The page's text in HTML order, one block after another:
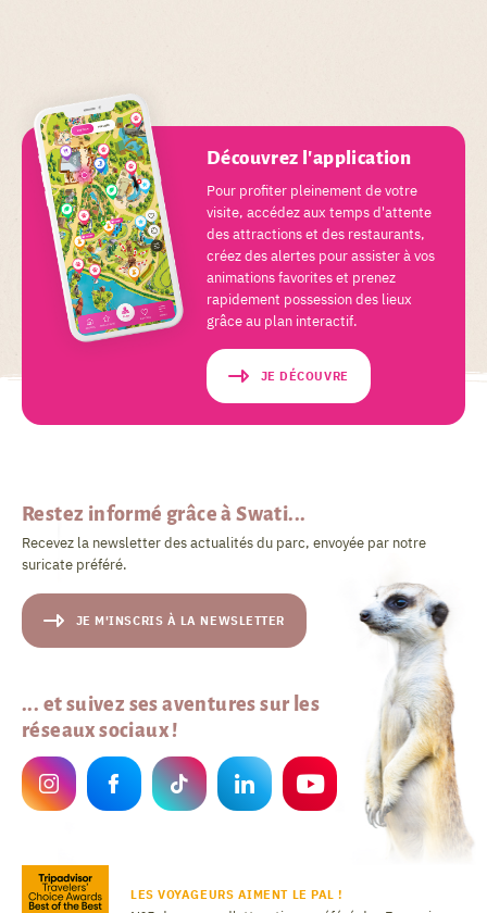
Découvrez l'application
Pour profiter pleinement de votre
visite, accédez aux temps d'attente
des attractions et des restaurants,
créez des alertes pour assister à vos
animations favorites et prenez
rapidement possession des lieux
grâce au plan interactif.
JE DÉCOUVRE
Restez informé grâce à Swati...
Recevez la newsletter des actualités du parc, envoyée par notre
suricate préféré.
JE M'INSCRIS À LA NEWSLETTER
... et suivez ses aventures sur les
réseaux sociaux !
LES VOYAGEURS AIMENT LE PAL !